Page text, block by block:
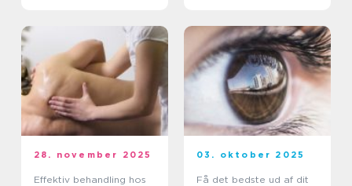
28. november 2025
Effektiv behandling hos
03. oktober 2025
Få det bedste ud af dit